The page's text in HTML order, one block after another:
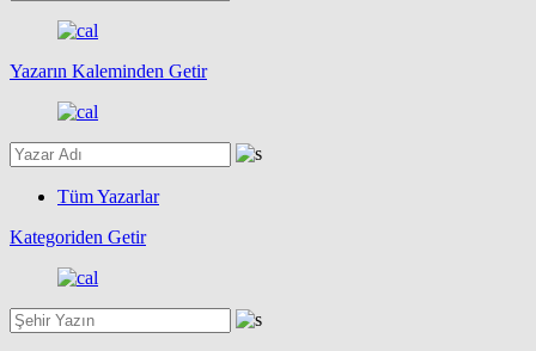
Yazarın Kaleminden Getir
Tüm Yazarlar
Kategoriden Getir